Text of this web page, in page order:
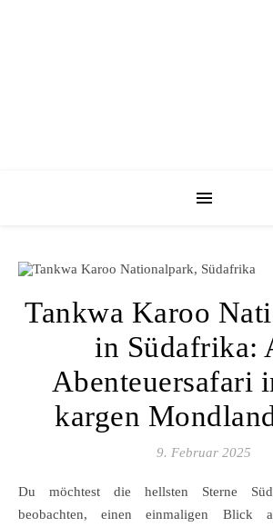
Tankwa Karoo
in Südafrika:
Abenteuersafari
kargen
9. Februar 2025
Du möchtest die hellsten Sterne Südafrikas bei Nacht
beobachten, einen einmaligen Blick